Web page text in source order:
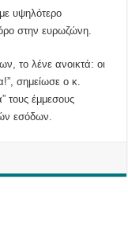
υψηλότερο
στην ευρωζώνη.
το λένε ανοικτά: οι
σημείωσε ο κ.
τους έμμεσους
εσόδων.